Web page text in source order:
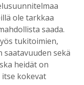
ole tarkkaa
saada.
tukitoimien,
saatavuuden sekä
heidät on
kokevat